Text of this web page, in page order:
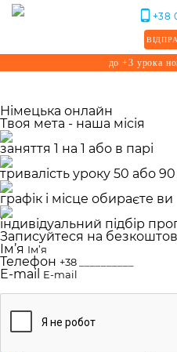
+38
до +3 урока
Ми використовуємо
використовувати наш
Політикою
Німецька онлайн
Твоя мета - наша місія
заняття 1 на 1 або в парі
тривалість уроку 50 або
графік і місце обираєте ви
індивідуальний підбір
Записуйтеся на
Ім’я
Телефон
E-mail